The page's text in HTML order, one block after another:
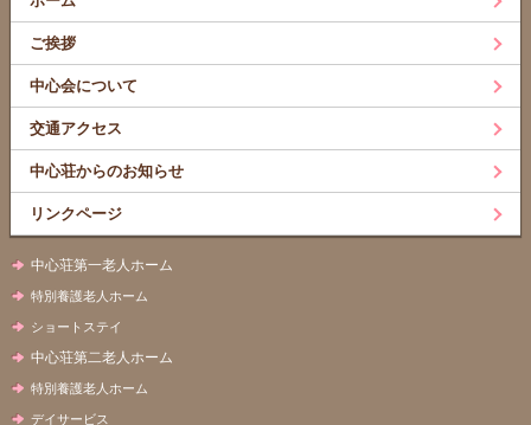
ご挨拶
中心会について
交通アクセス
中心荘からのお知らせ
リンクページ
中心荘第一老人ホーム
特別養護老人ホーム
ショートステイ
中心荘第二老人ホーム
特別養護老人ホーム
デイサービス